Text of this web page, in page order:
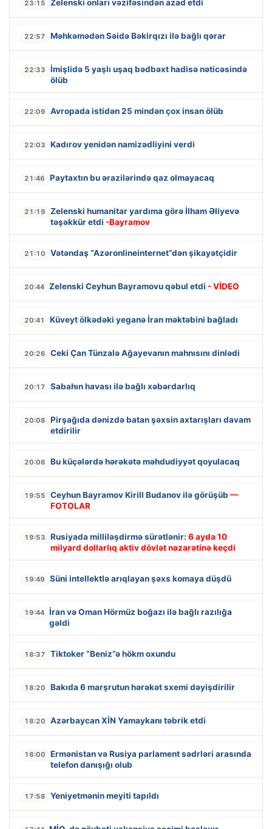
23:15 Zelenski onları vəzifəsindən azad etdi
22:57 Məhkəmədən Səidə Bəkirqızı ilə bağlı qərar
22:33
İmişlidə 5 yaşlı uşaq bədbəxt hadisə nəticəsində
ölüb
22:09 Avropada istidən 25 mindən çox insan ölüb
22:03 Kadırov yenidən namizədliyini verdi
21:46 Paytaxtın bu ərazilərində qaz olmayacaq
21:19
Zelenski humanitar yardıma görə İlham Əliyevə
təşəkkür etdi -Bayramov
21:10 Vətəndaş “Azəronlineinternet”dən şikayətçidir
20:44 Zelenski Ceyhun Bayramovu qəbul etdi - VİDEO
20:41 Küveyt ölkədəki yeganə İran məktəbini bağladı
20:26 Ceki Çan Tünzalə Ağayevanın mahnısını dinlədi
20:17 Sabahın havası ilə bağlı xəbərdarlıq
20:08
Pirşağıda dənizdə batan şəxsin axtarışları davam
etdirilir
20:06 Bu küçələrdə hərəkətə məhdudiyyət qoyulacaq
19:55 Ceyhun Bayramov Kirill Budanov ilə görüşüb —
FOTOLAR
19:53 Rusiyada milliləşdirmə sürətlənir: 6 ayda 10
milyard dollarlıq aktiv dövlət nəzarətinə keçdi
19:49 Süni intellektlə arıqlayan şəxs komaya düşdü
19:44 İran və Oman Hörmüz boğazı ilə bağlı razılığa
gəldi
18:37 Tiktoker “Beniz”ə hökm oxundu
18:20 Bakıda 6 marşrutun hərəkət sxemi dəyişdirilir
18:20 Azərbaycan XİN Yamaykanı təbrik etdi
18:00
Ermənistan və Rusiya parlament sədrləri arasında
telefon danışığı olub
17:58 Yeniyetmənin meyiti tapıldı